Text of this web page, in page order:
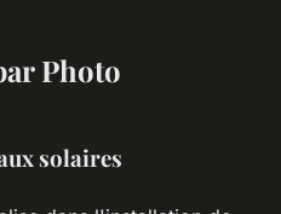
Photo
solaires